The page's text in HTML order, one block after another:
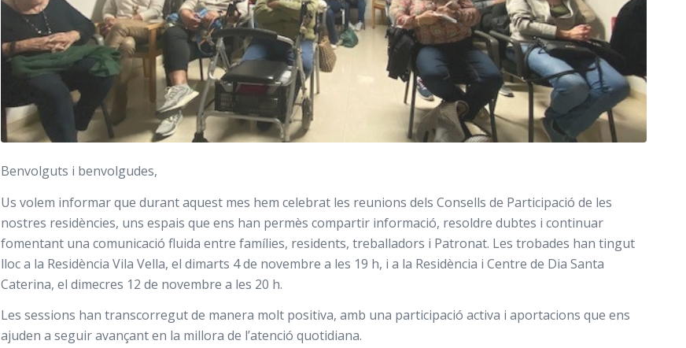
Benvolguts i benvolgudes,
Us volem informar que durant aquest mes hem celebrat les reunions dels Consells de Participació de les
nostres residències, uns espais que ens han permès compartir informació, resoldre dubtes i continuar
fomentant una comunicació fluida entre famílies, residents, treballadors i Patronat. Les trobades han tingut
lloc a la Residència Vila Vella, el dimarts 4 de novembre a les 19 h, i a la Residència i Centre de Dia Santa
Caterina, el dimecres 12 de novembre a les 20 h.
Les sessions han transcorregut de manera molt positiva, amb una participació activa i aportacions que ens
ajuden a seguir avançant en la millora de l’atenció quotidiana.